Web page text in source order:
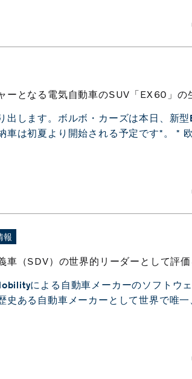
ーとなる電気自動車のSUV「EX60」の
出します。ボルボ・カーズは本日、新
車は初夏より開始される予定です*。 *
報
車（SDV）の世界的リーダーとして評
による自動車メーカーのソフトウ
史ある自動車メーカーとして世界で唯